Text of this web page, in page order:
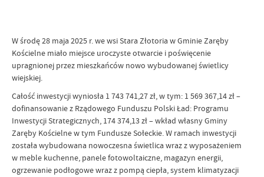
W środę 28 maja 2025 r. we wsi Stara Złotoria w Gminie Zaręby
Kościelne miało miejsce uroczyste otwarcie i poświęcenie
upragnionej przez mieszkańców nowo wybudowanej świetlicy
wiejskiej.
Całość inwestycji wyniosła 1 743 741,27 zł, w tym: 1 569 367,14 zł –
dofinansowanie z Rządowego Funduszu Polski Ład: Programu
Inwestycji Strategicznych, 174 374,13 zł – wkład własny Gminy
Zaręby Kościelne w tym Fundusze Sołeckie. W ramach inwestycji
została wybudowana nowoczesna świetlica wraz z wyposażeniem
w meble kuchenne, panele fotowoltaiczne, magazyn energii,
ogrzewanie podłogowe wraz z pompą ciepła, system klimatyzacji